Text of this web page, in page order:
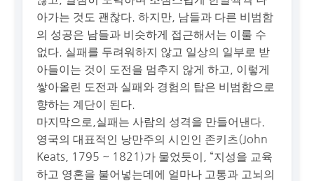
아가는 것도 괜찮다. 하지만, 남들과 다른 비범함
의 성공은 남들과 비슷하게 접근해서는 이룰 수
없다. 실패를 두려워하지 않고 일상의 일부로 받
아들이는 것이 도전을 멈추지 않게 하고, 이렇게
쌓아올린 도전과 실패와 경험의 탑은 비범함으로
향하는 계단이 된다.
마지막으로,실패는 사람의 성격을 만들어낸다.
영국의 대표적인 낭만주의 시인인 존키츠(John
Keats, 1795 ~ 1821)가 물었듯이, “지성을 교육
하고 영혼을 불어넣는데에 얼마나 고통과 고뇌의